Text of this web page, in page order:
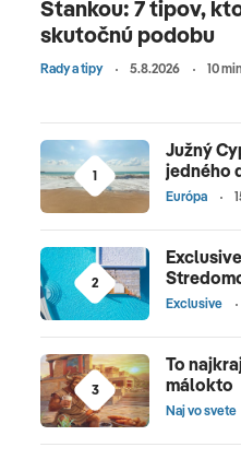
Stankou: 7 tipov,
skutočnú podobu
Rady a tipy 5.8.2026 10
1
Južný
jedného
Európa
2
Exclusive
3
To
málokto
Naj vo svete